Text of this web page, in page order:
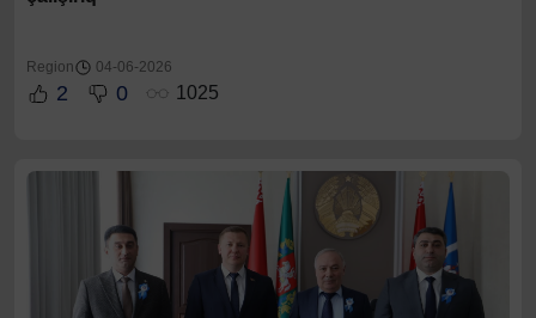
Region 04-06-2026
2 0 1025